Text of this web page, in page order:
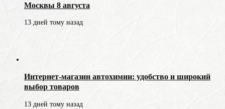
Москвы 8 августа
13 дней тому назад
Интернет-магазин автохимии: удобство и широкий
выбор товаров
13 дней тому назад